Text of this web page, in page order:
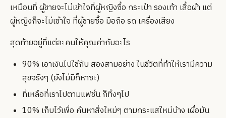
เหมือนที่ ผู้ชายจะไม่เข้าใจที่ผู้หญิงซื้อ กระเป๋า รองเท้า เสื้อผ้า แต่
ผู้หญิงก็จะไม่เข้าใจ ที่ผู้ชายซื้อ มือถือ รถ เครื่องเสียง
สุดท้ายอยู่ที่แต่ละคนให้คุณค่ากับอะไร
90% เอาเงินไปใช้กับ สองสามอย่าง ในชีวิตที่ทำให้เรามีความ
สุขจริงๆ (ยังไม่มีก็หาซะ)
ที่เหลือที่เราไปตามแฟชั่น ก็ทิ้งๆไป
10% เก็บไว้เพื่อ ค้นหาสิ่งใหม่ๆ ตามกระแสใหม่บ้าง เผื่อมัน